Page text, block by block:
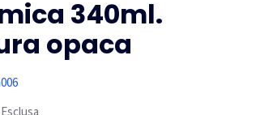
340ml.
opaca